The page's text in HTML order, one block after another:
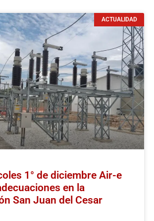
ACTUALIDAD
1° de diciembre Air-e
en la
San Juan del Cesar